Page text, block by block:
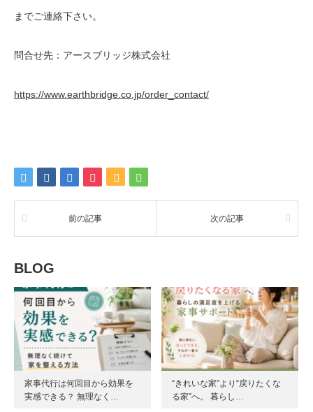
までご連絡下さい。
問合せ先：アースブリッジ株式会社
https://www.earthbridge.co.jp/order_contact/
前の記事 次の記事
BLOG
家事代行は何回目から効果を
実感できる？ 無理なく…
“きれいな家”より“戻りたくな
る家”へ。 暮らし…